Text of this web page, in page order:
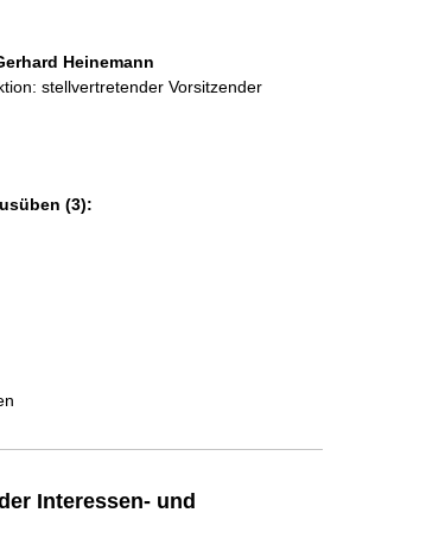
Heinemann
stellvertretender Vorsitzender
(3):
Interessen- und